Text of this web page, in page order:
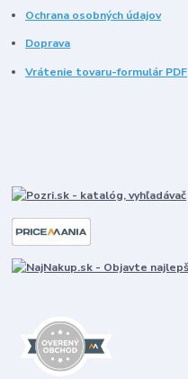
Ochrana osobných údajov
Doprava
Vrátenie tovaru-formulár PDF